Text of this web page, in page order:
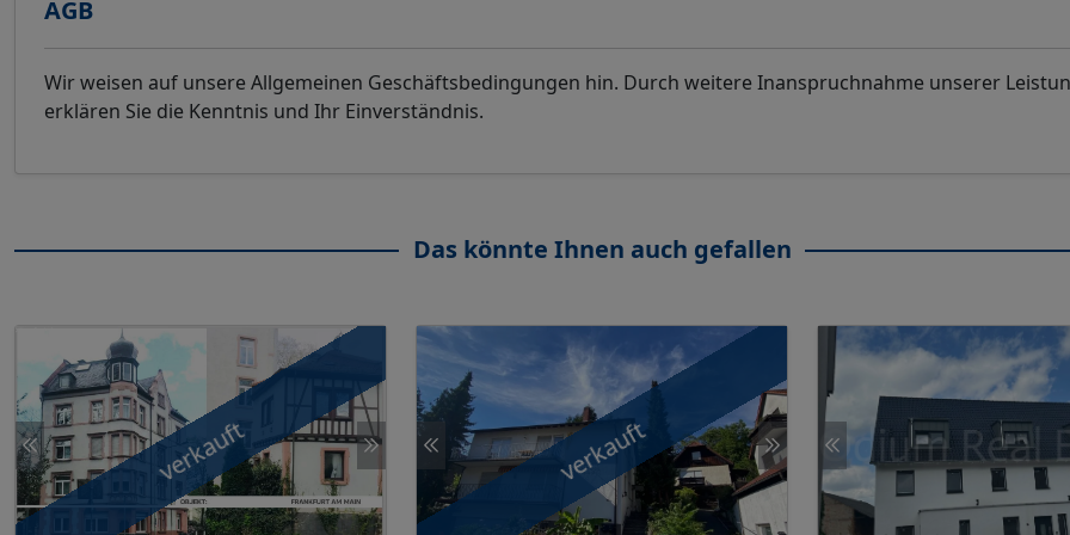
AGB
Wir weisen auf unsere Allgemeinen Geschäftsbedingungen hin. Durch weitere Inanspruchnahme unserer
erklären Sie die Kenntnis und Ihr Einverständnis.
Das könnte Ihnen auch gefallen
verkauft verkauft